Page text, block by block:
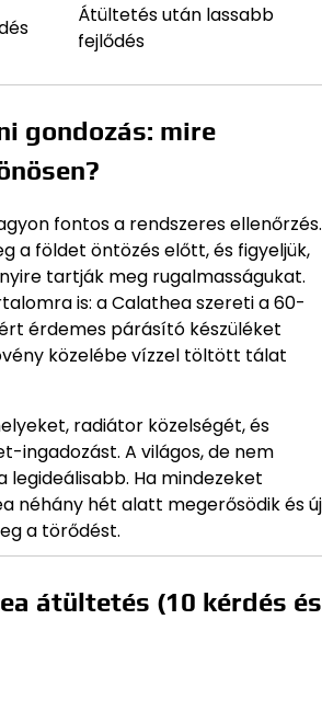
Átültetés után lassabb
fejlődés
gondozás: mire
fontos a rendszeres ellenőrzés.
a földet öntözés előtt, és figyeljük,
tartják meg rugalmasságukat.
is: a Calathea szereti a 60-
érdemes párásító készüléket
közelébe vízzel töltött tálat
radiátor közelségét, és
ingadozást. A világos, de nem
legideálisabb. Ha mindezeket
néhány hét alatt megerősödik és új
a törődést.
átültetés (10 kérdés és